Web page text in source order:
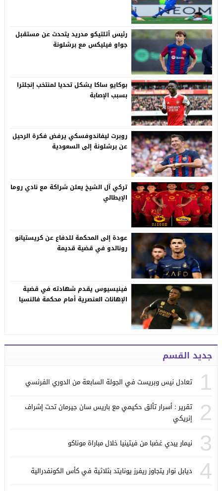
رئيس أتلتيكو مدريد يتحدث عن مستقبل
جواو فيليكس مع برشلونة
بوكايو ساكا يشكل تحديا لمنتخب إنجلترا
بسبب الإصابة
روبرت ليفاندوفسكي يرفض فكرة الرحيل
عن برشلونة إلى السعودية
تركي آل الشيخ يعلن شراكة مع نادي روما
الإيطالي
عودة إلى المحكمة للدفاع عن كريستيانو
رونالدو في قضية قديمة
فينيسيوس يقدم شهادته في قضية
الإهانات العنصرية أمام محكمة فالنسيا
جديد القسم
1 تعادل نيس وبريست في الجولة السابعة من الدوري الفرنسي
2
تقرير : أسرار تألق حكيمي مع باريس سان جيرمان تحت إشراف
إنريكي
3 نيمار يبدي غضبا من فيتينيا خلال مباراة موناكو
4 ديابل نوار يتجاوز ريفرز يونايتد بثلاثية في كأس الكونفدرالية